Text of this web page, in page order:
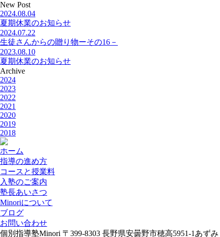
New Post
2024.08.04
夏期休業のお知らせ
2024.07.22
生徒さんからの贈り物ーその16－
2023.08.10
夏期休業のお知らせ
Archive
2024
2023
2022
2021
2020
2019
2018
ホーム
指導の進め方
コースと授業料
入塾のご案内
塾長あいさつ
Minoriについて
ブログ
お問い合わせ
個別指導塾Minori 〒399-8303 長野県安曇野市穂高5951-1あずみ